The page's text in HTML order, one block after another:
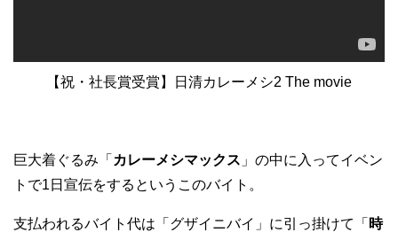
【祝・社長賞受賞】日清カレーメシ2 The movie
巨大着ぐるみ「 カレーメシマックス 」の中に入ってイベン
トで1日宣伝をするというこのバイト。
支払われるバイト代は「グザイニバイ」に引っ掛けて「 時